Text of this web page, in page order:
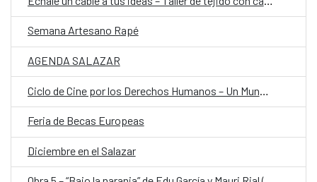
Semana Artesano Rapé
AGENDA SALAZAR
Feria de Becas Europeas
Diciembre en el Salazar